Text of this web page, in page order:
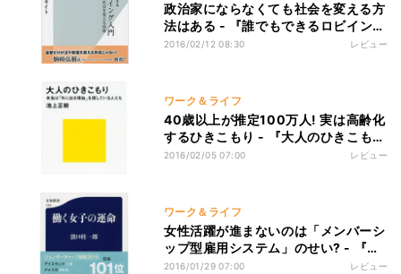
政治家にならなくても社会を変える方
法はある - 『誰でもできるロビイング
入門 社会を変える技術』
2016/02/12 08:30 レビュー
ワーク＆ライフ
40歳以上が推定100万人! 実は高齢化
するひきこもり - 『大人のひきこも
り』
2016/02/05 07:00 レビュー
ワーク＆ライフ
女性活躍が進まないのは「メンバーシ
ップ型雇用システム」のせい? - 『働
く女子の運命』
2016/01/29 07:00 レビュー